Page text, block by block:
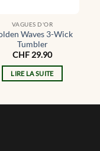
VAGUES D'OR
Waves 3-Wick
Tumbler
CHF 29.90
LIRE LA SUITE